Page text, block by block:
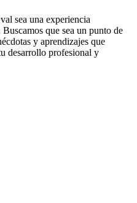
sea una experiencia
que sea un punto de
y aprendizajes que
desarrollo profesional y